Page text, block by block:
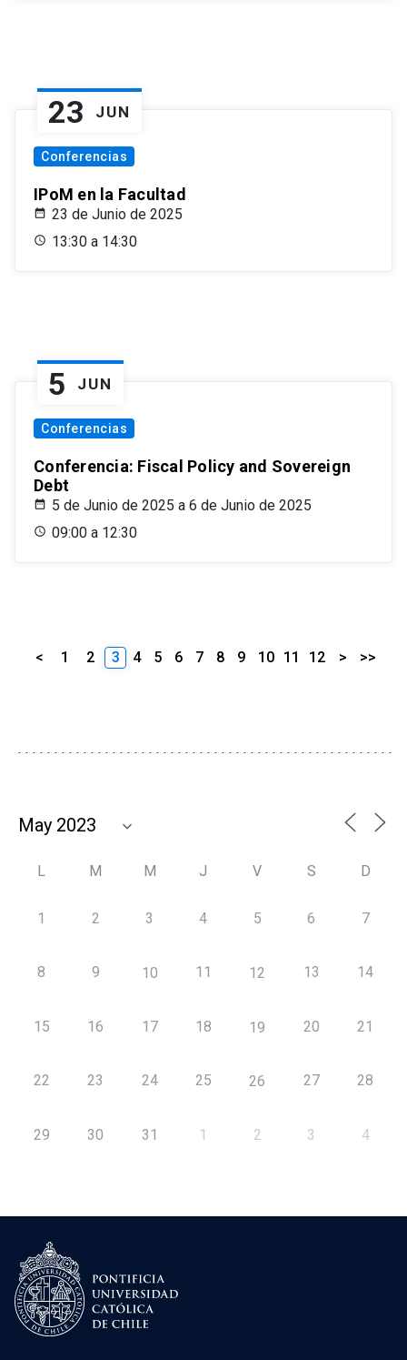
23 JUN
Conferencias
IPoM en la Facultad
23 de Junio de 2025
13:30 a 14:30
5 JUN
Conferencias
Conferencia: Fiscal Policy and Sovereign
Debt
5 de Junio de 2025 a 6 de Junio de 2025
09:00 a 12:30
< 1 2 3 4 5 6 7 8 9 10 11 12 > >>
L M M J V S D
1 2 3 4 5 6 7
8 9 10 11 12 13 14
15 16 17 18 19 20 21
22 23 24 25 26 27 28
29 30 31 1 2 3 4